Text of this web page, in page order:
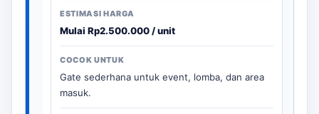
Mulai Rp2.500.000 / unit
Gate sederhana untuk event, lomba, dan area
masuk.